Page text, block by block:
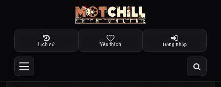
Lịch sử Yêu thích Đăng nhập